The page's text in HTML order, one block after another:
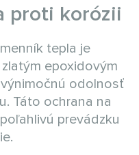
proti korózii
tepla je
epoxidovým
odolnosť
Táto ochrana na
prevádzku